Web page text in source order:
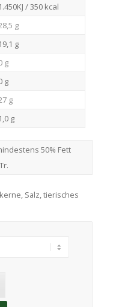
1.450KJ / 350 kcal
g
19,1 g
g
g
g
1,0 g
50% Fett
Salz, tierisches